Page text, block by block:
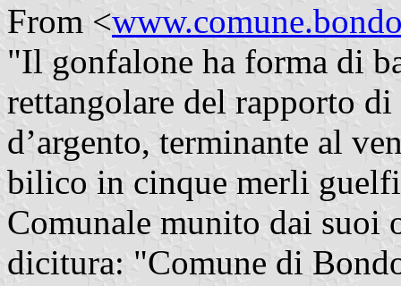
From <
"Il gonfalone ha forma di
rettangolare del rapporto
d’argento, terminante al
bilico in cinque merli
Comunale munito dai suoi
dicitura: "Comune di